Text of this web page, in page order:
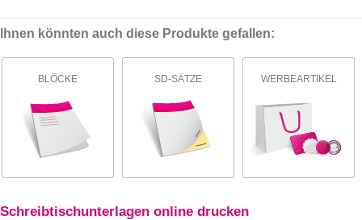
Ihnen könnten auch diese Produkte gefallen:
BLÖCKE SD-SÄTZE WERBEARTIKEL
Schreibtischunterlagen online drucken